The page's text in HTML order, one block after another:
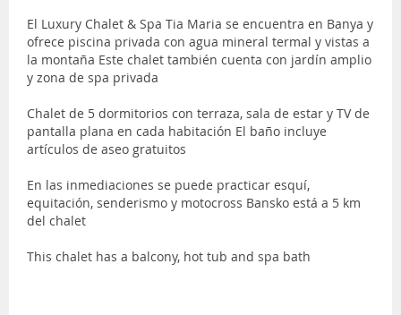
El Luxury Chalet & Spa Tia Maria se encuentra en Banya y
ofrece piscina privada con agua mineral termal y vistas a
la montaña Este chalet también cuenta con jardín amplio
y zona de spa privada
Chalet de 5 dormitorios con terraza, sala de estar y TV de
pantalla plana en cada habitación El baño incluye
artículos de aseo gratuitos
En las inmediaciones se puede practicar esquí,
equitación, senderismo y motocross Bansko está a 5 km
del chalet
This chalet has a balcony, hot tub and spa bath